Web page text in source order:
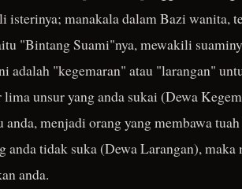
isterinya; manakala dalam Bazi wanita,
"Bintang Suami"nya, mewakili
adalah "kegemaran" atau "larangan"
unsur yang anda sukai (Dewa
anda, menjadi orang yang membawa
anda tidak suka (Dewa Larangan),
anda.